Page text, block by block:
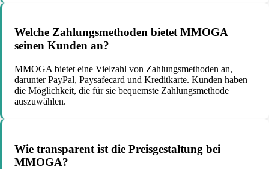
Welche Zahlungsmethoden bietet MMOGA
seinen Kunden an?
MMOGA bietet eine Vielzahl von Zahlungsmethoden an,
darunter PayPal, Paysafecard und Kreditkarte. Kunden haben
die Möglichkeit, die für sie bequemste Zahlungsmethode
auszuwählen.
Wie transparent ist die Preisgestaltung bei
MMOGA?